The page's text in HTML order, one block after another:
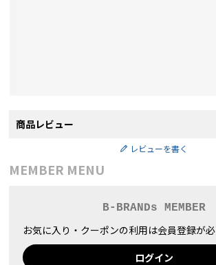
商品レビュー
レビューを書く
MEMBER MENU
B-BRANDs MEMBER
お気に入り・クーポンの利用は会員登録が必
ログイン